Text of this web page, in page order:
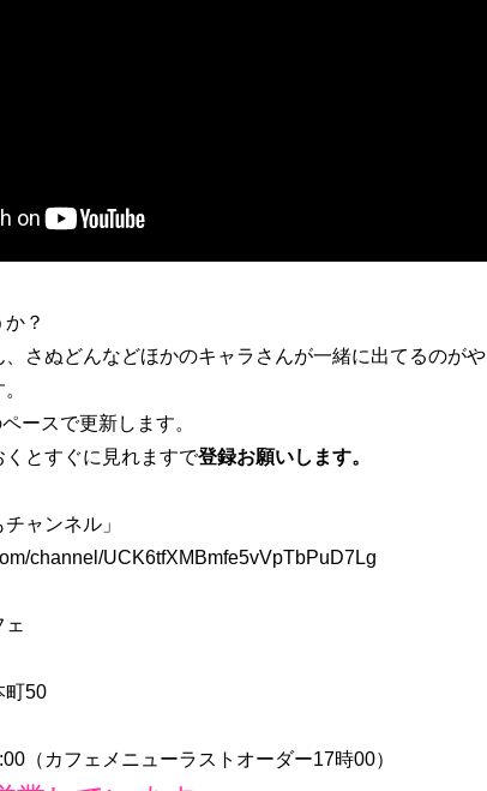
？
さぬどんなどほかのキャラさんが一緒に出てるのがや
ースで更新します。
とすぐに見れますで登録お願いします。
ャンネル」
channel/UCK6tfXMBmfe5vVpTbPuD7Lg
町50
（カフェメニューラストオーダー17時00）